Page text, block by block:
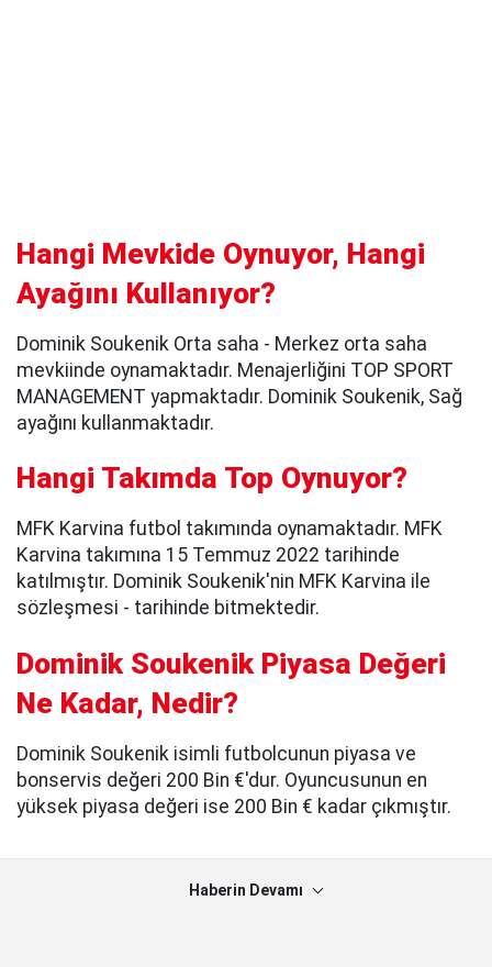
Hangi Mevkide Oynuyor, Hangi
Ayağını Kullanıyor?
Dominik Soukenik Orta saha - Merkez orta saha
mevkiinde oynamaktadır. Menajerliğini TOP SPORT
MANAGEMENT yapmaktadır. Dominik Soukenik, Sağ
ayağını kullanmaktadır.
Hangi Takımda Top Oynuyor?
MFK Karvina futbol takımında oynamaktadır. MFK
Karvina takımına 15 Temmuz 2022 tarihinde
katılmıştır. Dominik Soukenik'nin MFK Karvina ile
sözleşmesi - tarihinde bitmektedir.
Dominik Soukenik Piyasa Değeri
Ne Kadar, Nedir?
Dominik Soukenik isimli futbolcunun piyasa ve
bonservis değeri 200 Bin €'dur. Oyuncusunun en
yüksek piyasa değeri ise 200 Bin € kadar çıkmıştır.
Haberin Devamı